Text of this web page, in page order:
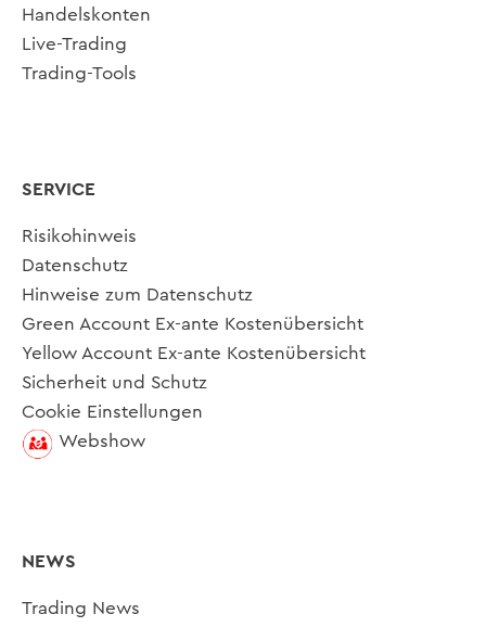
Handelskonten
Live-Trading
Trading-Tools
SERVICE
Risikohinweis
Datenschutz
Hinweise zum Datenschutz
Green Account Ex-ante Kostenübersicht
Yellow Account Ex-ante Kostenübersicht
Sicherheit und Schutz
Cookie Einstellungen
Webshow
NEWS
Trading News